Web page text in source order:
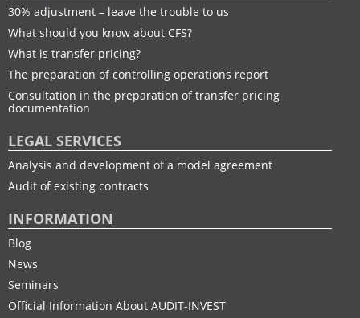
30% adjustment – leave the trouble to us
What should you know about CFS?
What is transfer pricing?
The preparation of controlling operations report
Consultation in the preparation of transfer pricing
documentation
LEGAL SERVICES
Analysis and development of a model agreement
Audit of existing contracts
INFORMATION
Blog
News
Seminars
Official Information About AUDIT-INVEST